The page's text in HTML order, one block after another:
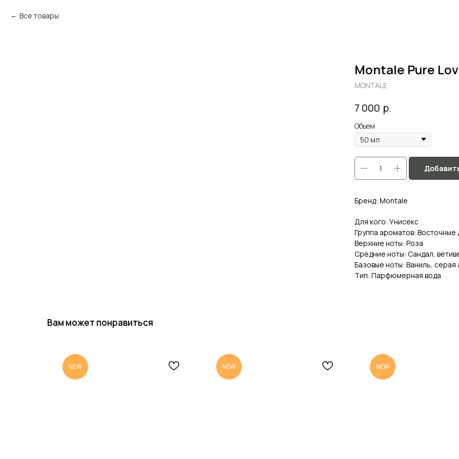
Все товары
Montale Pure
MONTALE
7 000 р.
Объем
Бренд: Montale
Для кого: Унисекс
Группа ароматов: Восточные
Верхние ноты: Роза
Средние ноты: Сандал,
Базовые ноты: Ваниль,
Тип: Парфюмерная вода
Вам может понравиться
NEW NEW NEW